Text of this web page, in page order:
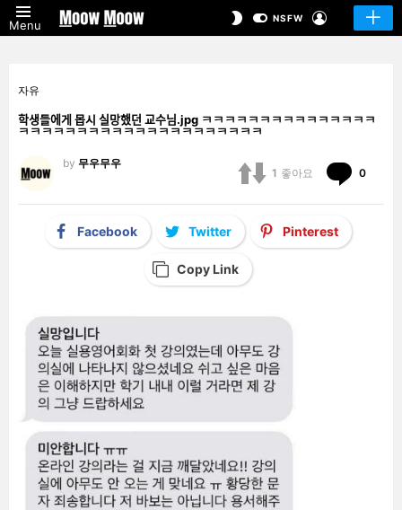
Menu
SWITCHNSFW
자유
학생들에게 몹시 실망했던 교수님.jpg ㅋㅋㅋㅋㅋㅋㅋㅋㅋㅋㅋㅋㅋㅋㅋ
ㅋㅋㅋㅋㅋㅋㅋㅋㅋㅋㅋㅋㅋㅋㅋㅋㅋㅋㅋㅋㅋ
by 무우무우
1 좋아요 0
Facebook Twitter Pinterest
Copy Link